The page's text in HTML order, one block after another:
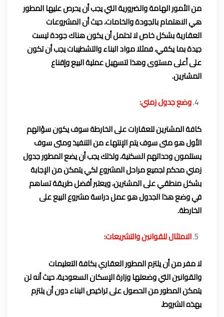
من الأمور الهامة والضرورية التي يجب أن يحرص عليها المطور
هي الاهتمام بالجودة والخامات، حيث أن المشروعات
العقارية بشكل خاص لا تحتمل أن يكون هناك جودة ليست
جيدة بما يكفي، فمثلا مواد البناء والتشطيبات يجب أن تكون
على أعلى مستوى وهذا لتسهيل عملية البيع وإقناع
المشترين.
وضع جدول زمني:
كافة المشترين للعقارات على الخارطة سوف يكون سؤالهم
الأول هو متى سوف يتم الإنتهاء من التنفيذ ومتى سوف
يستلمون وحداتهم السكنية، ولذلك يجب أن يضع المطور جدول
زمني محكم لجميع مراحل المشروع لكي يتمكن من الإجابة
بشكل منطقي على المشترين، ويعتبر أفضل طريقة تساهم
في وضع هذا الجدول هو عمل دراسة مشروع البيع على
الخارطة.
الامتثال للقوانين والتشريعات:
لا مفر من أن يلتزم المطور العقاري بكافة التعليمات
والقوانين التي وضعتها وزارة الإسكان السعودية، حيث أنه لن
يتمكن المطور من الحصول على تراخيص البناء دون أن يلتزم
بهذه الشروط.